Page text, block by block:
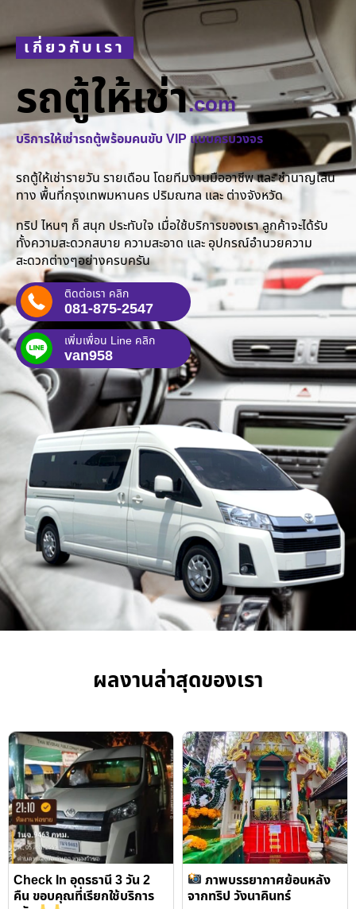
เกี่ยวกับเรา
รถตู้ให้เช่า.com
บริการให้เช่ารถตู้พร้อมคนขับ VIP แบบครบวงจร
รถตู้ให้เช่ารายวัน รายเดือน โดยทีมงานมืออาชีพ และ ชำนาญเส้น
ทาง พื้นที่กรุงเทพมหานคร ปริมณฑล และ ต่างจังหวัด
ทริป ไหนๆ ก็ สนุก ประทับใจ เมื่อใช้บริการของเรา ลูกค้าจะได้รับ
ทั้งความสะดวกสบาย ความสะอาด และ อุปกรณ์อำนวยความ
สะดวกต่างๆอย่างครบครัน
ติดต่อเรา คลิก
081-875-2547
เพิ่มเพื่อน Line คลิก
van958
ผลงานล่าสุดของเรา
Check In อุดรธานี 3 วัน 2
คืน ขอบคุณที่เรียกใช้บริการ
ภาพบรรยากาศย้อนหลัง
จากทริป วังนาคินทร์